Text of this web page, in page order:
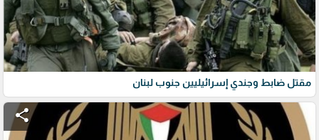
مقتل ضابط وجندي إسرائيليين جنوب لبنان
share